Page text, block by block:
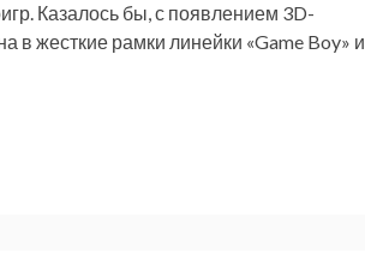
Казалось бы, с появлением 3D-
в жесткие рамки линейки «Game Boy» и